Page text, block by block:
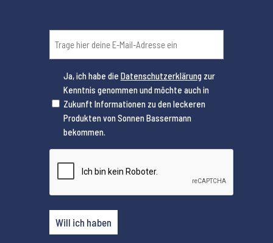
(erforderlich)
Ja, ich habe die Datenschutzerklärungzur
Kenntnis genommen und möchte auch in
Zukunft Informationen zu den leckeren
Produkten von Sonnen Bassermann
bekommen.
Will ich haben